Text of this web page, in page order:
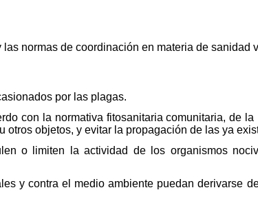
normas de coordinación en materia de sanidad
por las plagas.
con la normativa fitosanitaria comunitaria, de la
objetos, y evitar la propagación de las ya
o limiten la actividad de los organismos
y contra el medio ambiente puedan derivarse